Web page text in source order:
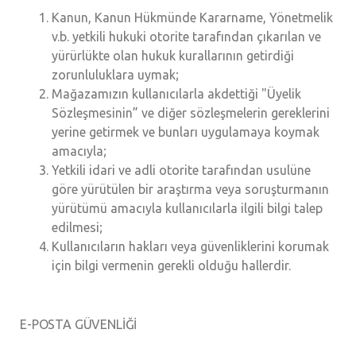
Kanun, Kanun Hükmünde Kararname, Yönetmelik
v.b. yetkili hukuki otorite tarafından çıkarılan ve
yürürlükte olan hukuk kurallarının getirdiği
zorunluluklara uymak;
Mağazamızın kullanıcılarla akdettiği "Üyelik
Sözleşmesinin” ve diğer sözleşmelerin gereklerini
yerine getirmek ve bunları uygulamaya koymak
amacıyla;
Yetkili idari ve adli otorite tarafından usulüne
göre yürütülen bir araştırma veya soruşturmanın
yürütümü amacıyla kullanıcılarla ilgili bilgi talep
edilmesi;
Kullanıcıların hakları veya güvenliklerini korumak
için bilgi vermenin gerekli olduğu hallerdir.
E-POSTA GÜVENLİĞİ